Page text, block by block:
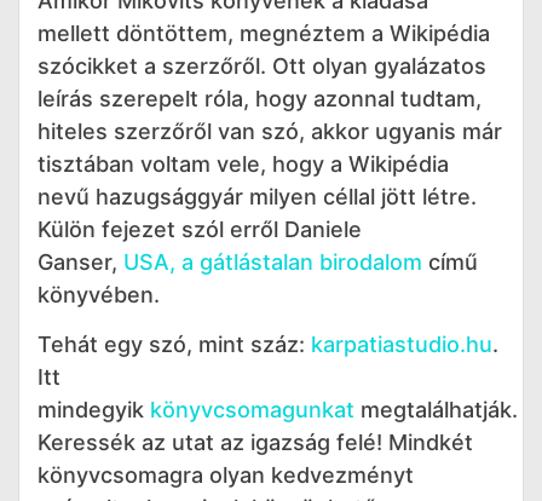
mellett döntöttem, megnéztem a Wikipédia
szócikket a szerzőről. Ott olyan gyalázatos
leírás szerepelt róla, hogy azonnal tudtam,
hiteles szerzőről van szó, akkor ugyanis már
tisztában voltam vele, hogy a Wikipédia
nevű hazugsággyár milyen céllal jött létre.
Külön fejezet szól erről Daniele
Ganser, USA, a gátlástalan birodalom című
könyvében.
Tehát egy szó, mint száz: karpatiastudio.hu.
Itt
mindegyik könyvcsomagunkat megtalálhatják.
Keressék az utat az igazság felé! Mindkét
könyvcsomagra olyan kedvezményt